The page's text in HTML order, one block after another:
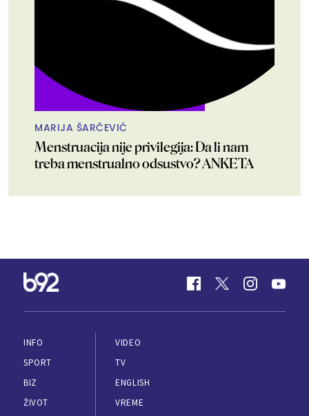
MARIJA ŠARČEVIĆ
Menstruacija nije privilegija: Da li nam
treba menstrualno odsustvo? ANKETA
INFO
SPORT
BIZ
ŽIVOT
VIDEO
TV
ENGLISH
VREME